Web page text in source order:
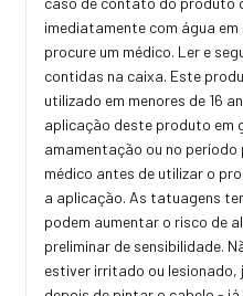
imediatamente com água
procure um médico. Ler e
contidas na caixa. Este
utilizado em menores de 16
aplicação deste produto em
amamentação ou no
médico antes de utilizar o
a aplicação. As tatuagens
podem aumentar o risco de
preliminar de sensibilidade.
estiver irritado ou